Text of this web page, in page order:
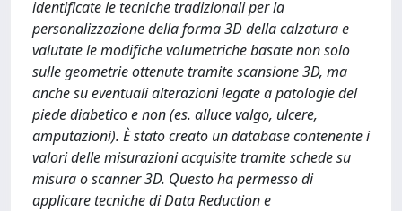
identificate le tecniche tradizionali per la
personalizzazione della forma 3D della calzatura e
valutate le modifiche volumetriche basate non solo
sulle geometrie ottenute tramite scansione 3D, ma
anche su eventuali alterazioni legate a patologie del
piede diabetico e non (es. alluce valgo, ulcere,
amputazioni). È stato creato un database contenente i
valori delle misurazioni acquisite tramite schede su
misura o scanner 3D. Questo ha permesso di
applicare tecniche di Data Reduction e